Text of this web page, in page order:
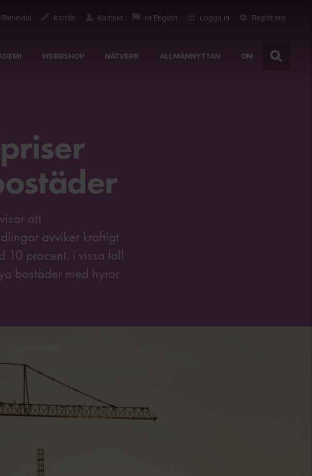
Ramavtal Karriär Kontakt In English Logga in Registrera
WEBBSHOP NÄTVERK ALLMÄNNYTTAN OM
att
avviker kraftigt
10 procent, i vissa fall
bostäder med hyror